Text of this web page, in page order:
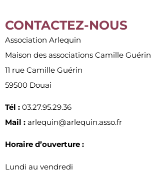
CONTACTEZ-NOUS
Association Arlequin
Maison des associations Camille Guérin
11 rue Camille Guérin
59500 Douai
Tél : 03.27.95.29.36
Mail : arlequin@arlequin.asso.fr
Horaire d’ouverture :
Lundi au vendredi